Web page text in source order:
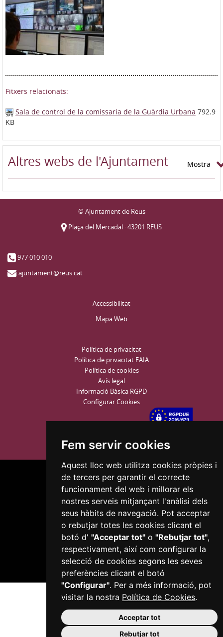
Fem servir cookies
Aquest lloc web utilitza cookies pròpies i
de tercers per garantir el correcte
funcionament del web i millorar els
nostres serveis mitjançant l'anàlisi dels
seus hàbits de navegació. Pot acceptar
o rebutjar totes les cookies clicant el
botó d'"Acceptar tot" o"Rebutjar tot",
respectivament, així com configurar la
selecció de cookies segons les seves
preferències clicant el botó
"Configurar". Per a més informació, pot
visitar la nostra Política de Cookies.
Acceptar tot
Rebutjar tot
Fitxers relacionats:
Sala de control de la comissaria de la Guàrdia Urbana 792.9
KB
Altres webs de l'Ajuntament Mostra
© Ajuntament de Reus
Plaça del Mercadal · 43201 REUS
977 010 010
ajuntament@reus.cat
Accessibilitat
Mapa Web
Política de privacitat
Política de privacitat EAIA
Política de cookies
Avís legal
Informació Bàsica RGPD
Configurar Cookies
Plaça del Mercadal · 43201 Reus
977 010 010
ajuntament@reus.cat |reus.cat